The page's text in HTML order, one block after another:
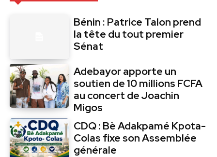
Bénin : Patrice Talon prend
la tête du tout premier
Sénat
Adebayor apporte un
soutien de 10 millions FCFA
au concert de Joachin
Migos
CDQ : Bè Adakpamé Kpota-
Colas fixe son Assemblée
générale